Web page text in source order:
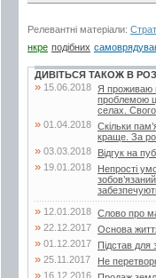
Релевантні матеріали:
нкре подібних
ДИВІТЬСЯ ТАКОЖ В
» 15.06.2018
Я проживаю в
проблемою
селах. Свого
» 01.04.2018 Скільки
краще. За
» 03.03.2018 Відгук на
» 19.01.2018
Непрості
» 12.01.2018 Слово про
» 22.12.2017 Основа
» 01.12.2017 Підстав для
» 25.11.2017 Не
» 16.12.2016